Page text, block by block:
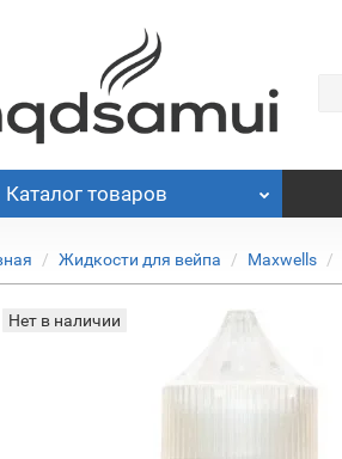
Каталог товаров
Жидкости для вейпа Maxwells
Нет в наличии